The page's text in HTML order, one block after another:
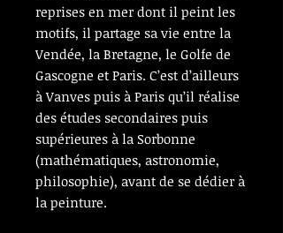
reprises en mer dont il peint les
motifs, il partage sa vie entre la
Vendée, la Bretagne, le Golfe de
Gascogne et Paris. C’est d’ailleurs
à Vanves puis à Paris qu’il réalise
des études secondaires puis
supérieures à la Sorbonne
(mathématiques, astronomie,
philosophie), avant de se dédier à
la peinture.